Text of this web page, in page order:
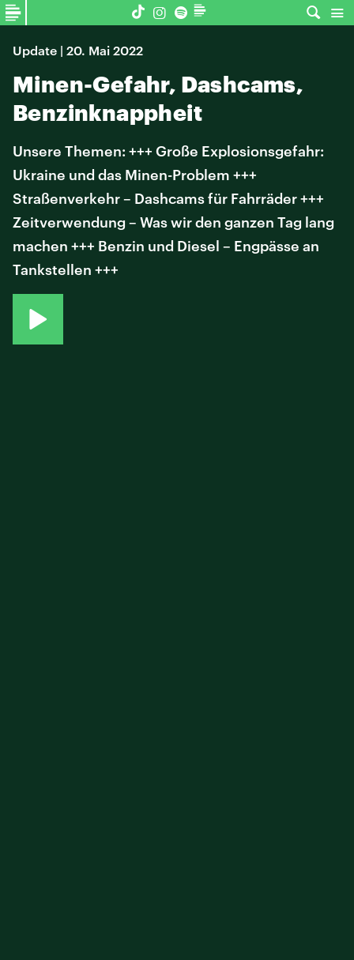
Update | 20. Mai 2022
Minen-Gefahr, Dashcams,
Benzinknappheit
Unsere Themen: +++ Große Explosionsgefahr:
Ukraine und das Minen-Problem +++
Straßenverkehr – Dashcams für Fahrräder +++
Zeitverwendung – Was wir den ganzen Tag lang
machen +++ Benzin und Diesel – Engpässe an
Tankstellen +++